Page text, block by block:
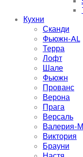
Кухни
Сканди
Фьюжн-AL
Терра
Лофт
Шале
Фьюжн
Прованс
Верона
Прага
Версаль
Валерия-М
Виктория
Брауни